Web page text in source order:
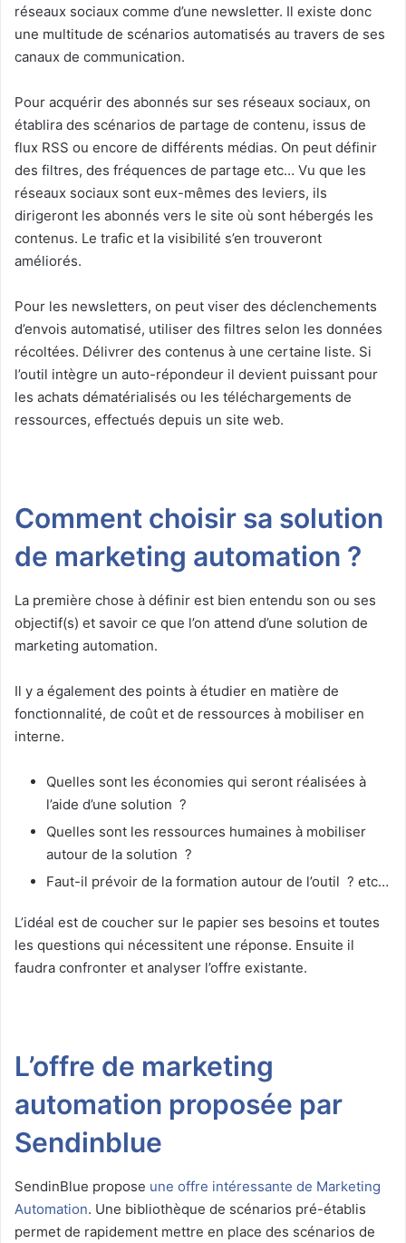
réseaux sociaux comme d’une newsletter. Il existe donc
une multitude de scénarios automatisés au travers de ses
canaux de communication.
Pour acquérir des abonnés sur ses réseaux sociaux, on
établira des scénarios de partage de contenu, issus de
flux RSS ou encore de différents médias. On peut définir
des filtres, des fréquences de partage etc… Vu que les
réseaux sociaux sont eux-mêmes des leviers, ils
dirigeront les abonnés vers le site où sont hébergés les
contenus. Le trafic et la visibilité s’en trouveront
améliorés.
Pour les newsletters, on peut viser des déclenchements
d’envois automatisé, utiliser des filtres selon les données
récoltées. Délivrer des contenus à une certaine liste. Si
l’outil intègre un auto-répondeur il devient puissant pour
les achats dématérialisés ou les téléchargements de
ressources, effectués depuis un site web.
Comment choisir sa solution
de marketing automation ?
La première chose à définir est bien entendu son ou ses
objectif(s) et savoir ce que l’on attend d’une solution de
marketing automation.
Il y a également des points à étudier en matière de
fonctionnalité, de coût et de ressources à mobiliser en
interne.
Quelles sont les économies qui seront réalisées à
l’aide d’une solution ?
Quelles sont les ressources humaines à mobiliser
autour de la solution ?
Faut-il prévoir de la formation autour de l’outil ? etc…
L’idéal est de coucher sur le papier ses besoins et toutes
les questions qui nécessitent une réponse. Ensuite il
faudra confronter et analyser l’offre existante.
L’offre de marketing
automation proposée par
Sendinblue
SendinBlue propose une offre intéressante de Marketing
Automation. Une bibliothèque de scénarios pré-établis
permet de rapidement mettre en place des scénarios de